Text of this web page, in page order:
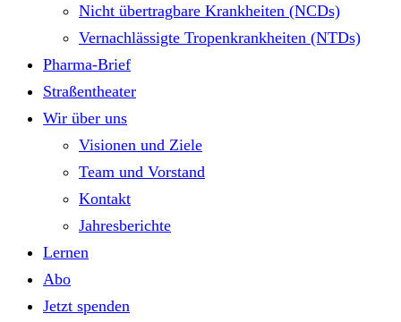
Nicht übertragbare Krankheiten (NCDs)
Vernachlässigte Tropenkrankheiten (NTDs)
Pharma-Brief
Straßentheater
Wir über uns
Visionen und Ziele
Team und Vorstand
Kontakt
Jahresberichte
Lernen
Abo
Jetzt spenden